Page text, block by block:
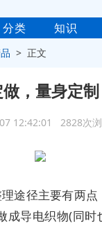
分类 知识
> 正文
，量身定
12:42:01 2828次
途径主要有两
成导电织物(同时